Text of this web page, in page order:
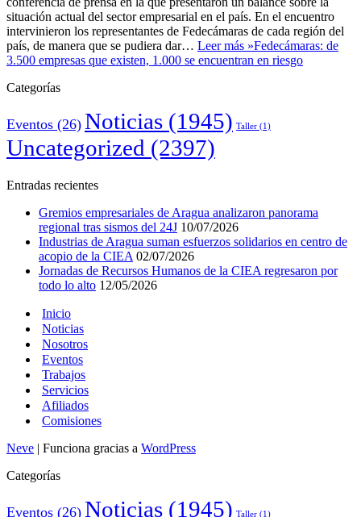
situación actual del sector empresarial en el país. En el encuentro
intervinieron los representantes de Fedecámaras de cada región del
país, de manera que se pudiera dar… Leer más »Fedecámaras: de
3.500 empresas que existen, 1.000 se encuentran en riesgo
Categorías
Eventos (26) Noticias (1945) Taller (1)
Uncategorized (2397)
Entradas recientes
Gremios empresariales de Aragua analizaron panorama
regional tras sismos del 24J 10/07/2026
Industrias de Aragua suman esfuerzos solidarios en centro de
acopio de la CIEA 02/07/2026
Jornadas de Recursos Humanos de la CIEA regresaron por
todo lo alto 12/05/2026
Inicio
Noticias
Nosotros
Eventos
Trabajos
Servicios
Afiliados
Comisiones
Neve | Funciona gracias a WordPress
Categorías
Eventos (26) Noticias (1945) Taller (1)